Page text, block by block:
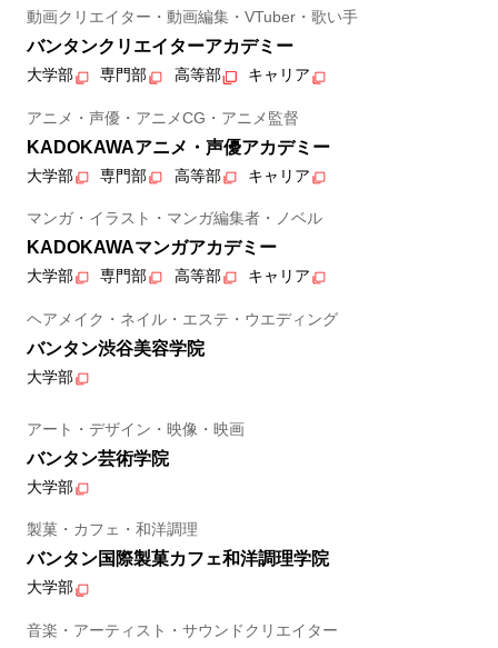
動画クリエイター・動画編集・VTuber・歌い手
バンタンクリエイターアカデミー
大学部 専門部 高等部 キャリア
アニメ・声優・アニメCG・アニメ監督
KADOKAWAアニメ・声優アカデミー
大学部 専門部 高等部 キャリア
マンガ・イラスト・マンガ編集者・ノベル
KADOKAWAマンガアカデミー
大学部 専門部 高等部 キャリア
ヘアメイク・ネイル・エステ・ウエディング
バンタン渋谷美容学院
大学部
アート・デザイン・映像・映画
バンタン芸術学院
大学部
製菓・カフェ・和洋調理
バンタン国際製菓カフェ和洋調理学院
大学部
音楽・アーティスト・サウンドクリエイター